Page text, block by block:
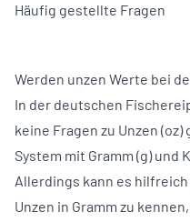
Häufig gestellte Fragen
Werden unzen Werte bei
In der deutschen
keine Fragen zu Unzen
System mit Gramm (g) und
Allerdings kann es
Unzen in Gramm zu